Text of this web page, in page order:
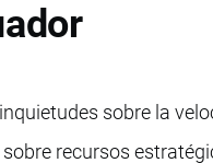
sobre la
recursos